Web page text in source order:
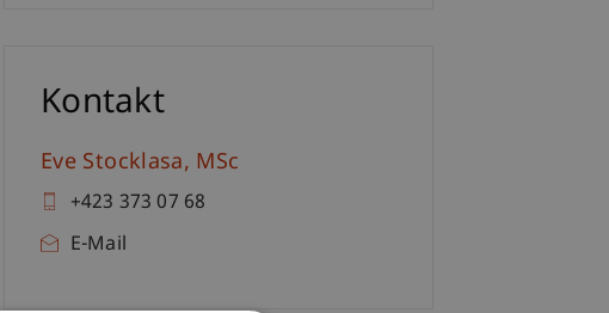
Kontakt
Eve Stocklasa MSc
+423 373 07 68
E-Mail